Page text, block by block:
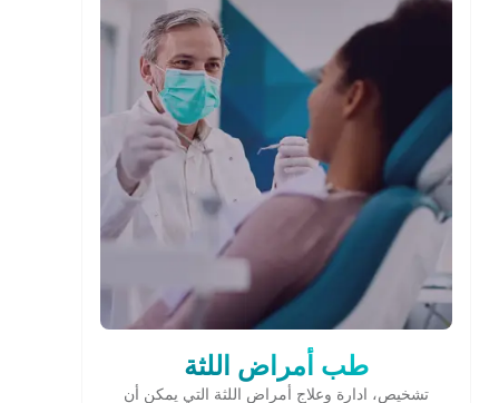
طب أمراض اللثة
تشخيص، ادارة وعلاج أمراض اللثة التي يمكن أن